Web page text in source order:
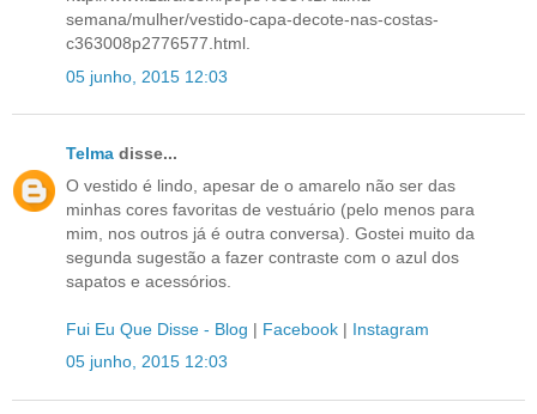
semana/mulher/vestido-capa-decote-nas-costas-
c363008p2776577.html.
05 junho, 2015 12:03
Telma disse...
O vestido é lindo, apesar de o amarelo não ser das
minhas cores favoritas de vestuário (pelo menos para
mim, nos outros já é outra conversa). Gostei muito da
segunda sugestão a fazer contraste com o azul dos
sapatos e acessórios.
Fui Eu Que Disse - Blog | Facebook | Instagram
05 junho, 2015 12:03